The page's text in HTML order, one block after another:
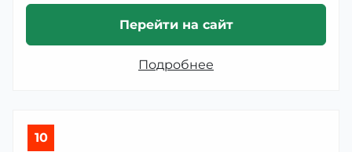
Перейти на сайт
Подробнее
10